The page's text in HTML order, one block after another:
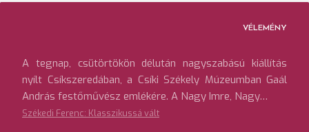
VÉLEMÉNY
A tegnap, csütörtökön délután nagyszabású kiállítás
nyílt Csíkszeredában, a Csíki Székely Múzeumban Gaál
András festőművész emlékére. A Nagy Imre, Nagy…
Székedi Ferenc: Klasszikussá vált